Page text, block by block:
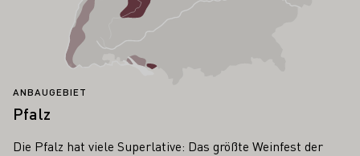
ANBAUGEBIET
Pfalz
Die Pfalz hat viele Superlative: Das größte Weinfest der